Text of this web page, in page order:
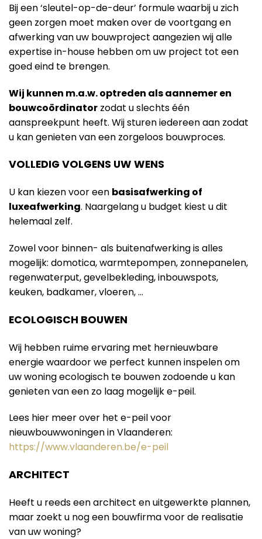
Bij een ‘sleutel-op-de-deur’ formule waarbij u zich
geen zorgen moet maken over de voortgang en
afwerking van uw bouwproject aangezien wij alle
expertise in-house hebben om uw project tot een
goed eind te brengen.
Wij kunnen m.a.w. optreden als aannemer en
bouwcoördinator zodat u slechts één
aanspreekpunt heeft. Wij sturen iedereen aan zodat
u kan genieten van een zorgeloos bouwproces.
VOLLEDIG VOLGENS UW WENS
U kan kiezen voor een basisafwerking of
luxeafwerking. Naargelang u budget kiest u dit
helemaal zelf.
Zowel voor binnen- als buitenafwerking is alles
mogelijk: domotica, warmtepompen, zonnepanelen,
regenwaterput, gevelbekleding, inbouwspots,
keuken, badkamer, vloeren, …
ECOLOGISCH BOUWEN
Wij hebben ruime ervaring met hernieuwbare
energie waardoor we perfect kunnen inspelen om
uw woning ecologisch te bouwen zodoende u kan
genieten van een zo laag mogelijk e-peil.
Lees hier meer over het e-peil voor
nieuwbouwwoningen in Vlaanderen:
https://www.vlaanderen.be/e-peil
ARCHITECT
Heeft u reeds een architect en uitgewerkte plannen,
maar zoekt u nog een bouwfirma voor de realisatie
van uw woning?